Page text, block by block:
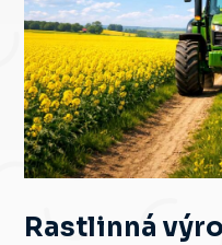
Rastlinná